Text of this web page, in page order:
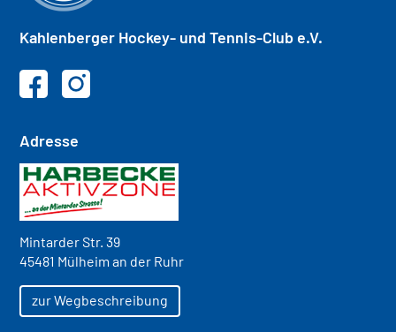
Kahlenberger Hockey- und Tennis-Club e.V.
Adresse
Mintarder Str. 39
45481 Mülheim an der Ruhr
zur Wegbeschreibung